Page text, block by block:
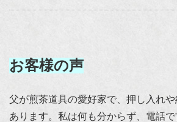
お客様の声
父が煎茶道具の愛好家で、押し入れ
あります。私は何も分からず、電話